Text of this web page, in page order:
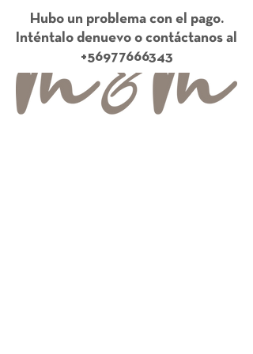
Hubo un problema con el pago.
Inténtalo denuevo o contáctanos al
+56977666343